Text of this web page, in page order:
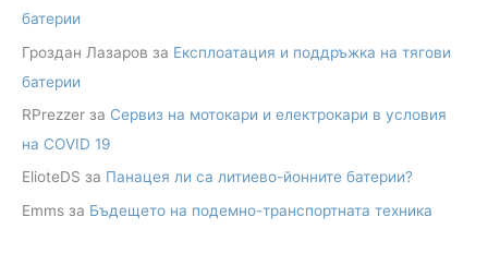
батерии
Гроздан Лазаров за Експлоатация и поддръжка на тягови
батерии
RPrezzer за Сервиз на мотокари и електрокари в условия
на COVID 19
ElioteDS за Панацея ли са литиево-йонните батерии?
Emms за Бъдещето на подемно-транспортната техника